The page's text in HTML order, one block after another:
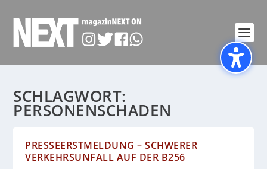
SCHLAGWORT:
PERSONENSCHADEN
PRESSEERSTMELDUNG – SCHWERER
VERKEHRSUNFALL AUF DER B256